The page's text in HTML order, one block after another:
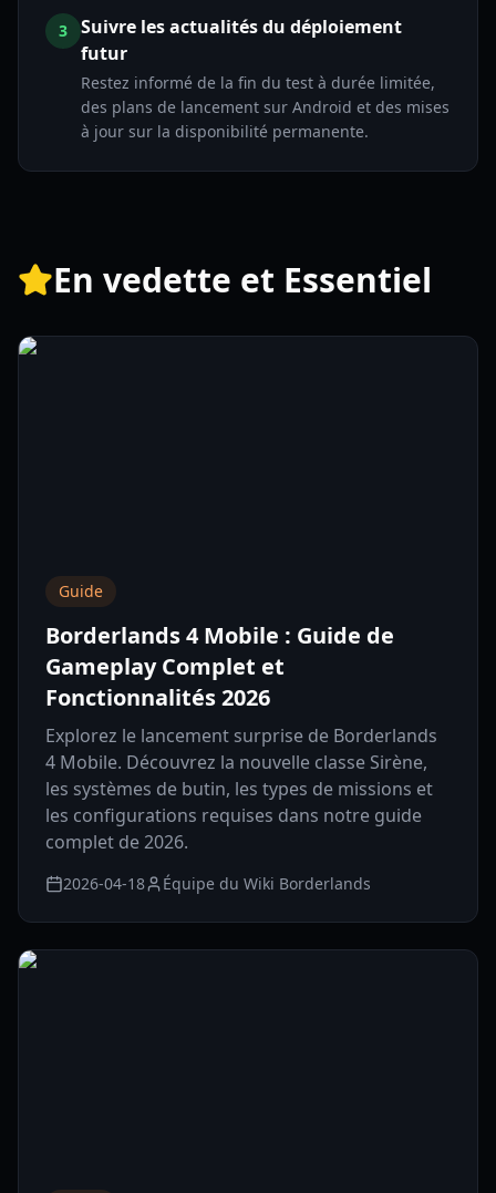
3
Suivre les actualités du déploiement
futur
Restez informé de la fin du test à durée limitée,
des plans de lancement sur Android et des mises
à jour sur la disponibilité permanente.
En vedette et Essentiel
Guide
Borderlands 4 Mobile : Guide de
Gameplay Complet et
Fonctionnalités 2026
Explorez le lancement surprise de Borderlands
4 Mobile. Découvrez la nouvelle classe Sirène,
les systèmes de butin, les types de missions et
les configurations requises dans notre guide
complet de 2026.
2026-04-18 Équipe du Wiki Borderlands